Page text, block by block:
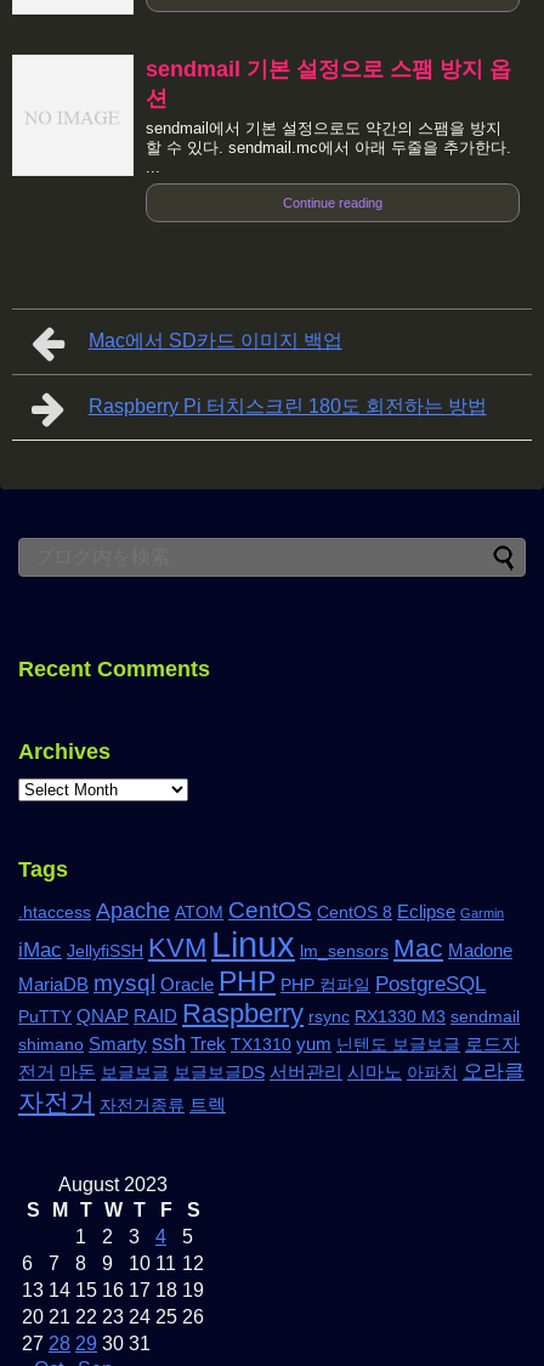
sendmail 기본 설정으로 스팸 방지 옵
션
sendmail에서 기본 설정으로도 약간의 스팸을 방지
할 수 있다. sendmail.mc에서 아래 두줄을 추가한다.
Continue reading
Mac에서 SD카드 이미지 백업
Raspberry Pi 터치스크린 180도 회전하는 방법
Recent Comments
Archives
Tags
.htaccess Apache ATOM CentOS CentOS 8 Eclipse Garmin
iMac JellyfiSSH KVM Linux lm_sensors Mac Madone
MariaDB mysql Oracle PHP PHP 컴파일 PostgreSQL
PuTTY QNAP RAID Raspberry rsync RX1330 M3 sendmail
shimano Smarty ssh Trek TX1310 yum 닌텐도 보글보글 로드자
전거 마돈 보글보글 보글보글DS 서버관리 시마노 아파치 오라클
자전거 자전거종류 트렉
August 2023
S
M T W T F
S
1
2 3 4
5
6
7 8 9 10 11 12
13 14 15 16 17 18 19
20 21 22 23 24 25 26
27 28 29 30 31